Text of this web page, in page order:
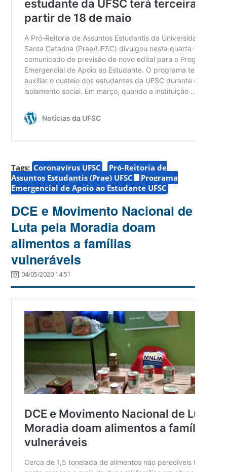
Tags: Coronavírus UFSC
Pró-Reitoria de
Assuntos Estudantis (Prae) UFSC
Programa
Emergencial de Apoio ao Estudante UFSC
DCE e Movimento Nacional de
Luta pela Moradia doam
alimentos a famílias
vulneráveis
04/05/2020 14:51